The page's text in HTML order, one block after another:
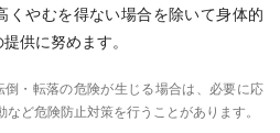
くやむを得ない場合を除いて身体的
供に努めます。
・転落の危険が生じる場合は、必要に応
ど危険防止対策を行うことがあります。